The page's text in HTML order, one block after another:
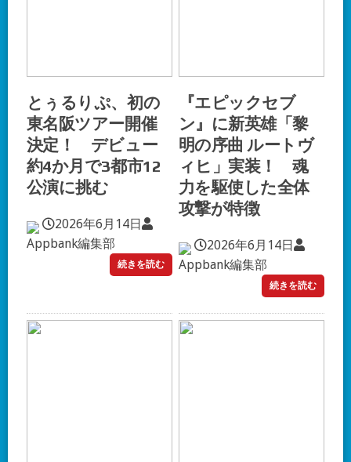
とぅるりぷ、初の
東名阪ツアー開催
決定！ デビュー
約4か月で3都市12
公演に挑む
2026年6月14日
Appbank編集部
続きを読む
『エピックセブ
ン』に新英雄「黎
明の序曲 ルートヴ
ィヒ」実装！ 魂
力を駆使した全体
攻撃が特徴
2026年6月14日
Appbank編集部
続きを読む